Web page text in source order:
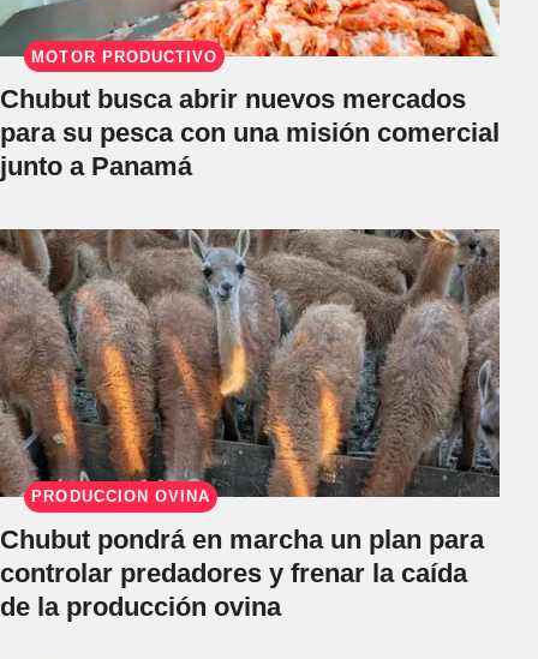
MOTOR PRODUCTIVO
Chubut busca abrir nuevos mercados
para su pesca con una misión comercial
junto a Panamá
PRODUCCIÓN OVINA
Chubut pondrá en marcha un plan para
controlar predadores y frenar la caída
de la producción ovina